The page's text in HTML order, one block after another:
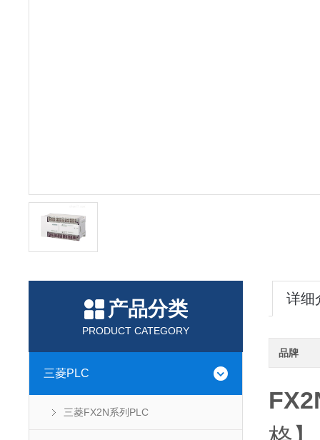
产品分类
PRODUCT CATEGORY
三菱PLC
三菱FX2N系列PLC
详细
品牌